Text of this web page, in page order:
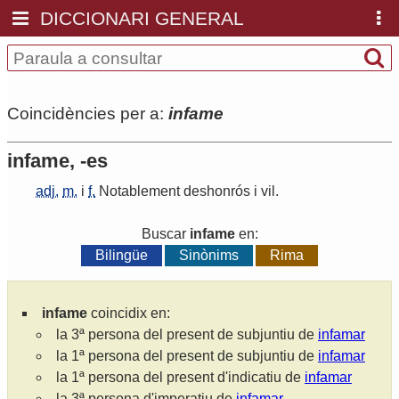
DICCIONARI GENERAL
Coincidències per a: infame
infame, -es
adj. m. i f. Notablement deshonrós i vil .
Buscar infameen:
Bilingüe
Sinònims Rima
infame coincidix en:
la 3ª persona del present de subjuntiu de infamar
la 1ª persona del present de subjuntiu de infamar
la 1ª persona del present d'indicatiu de infamar